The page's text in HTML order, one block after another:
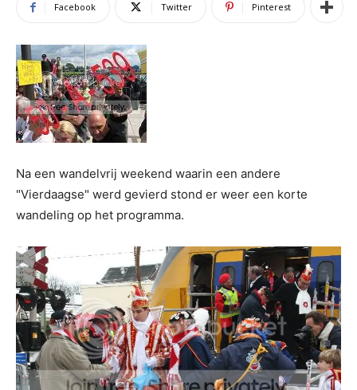
Facebook Twitter Pinterest
Na een wandelvrij weekend waarin een andere
"Vierdaagse" werd gevierd stond er weer een korte
wandeling op het programma.